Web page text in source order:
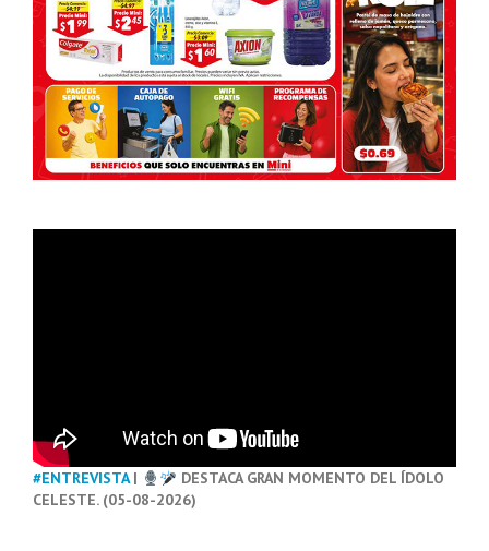
#ENTREVISTA|
DESTACA GRAN MOMENTO DEL ÍDOLO
CELESTE. (05-08-2026)